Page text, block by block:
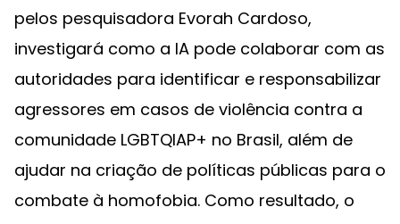
pelos pesquisadora Evorah Cardoso,
investigará como a IA pode colaborar com as
autoridades para identificar e responsabilizar
agressores em casos de violência contra a
comunidade LGBTQIAP+ no Brasil, além de
ajudar na criação de políticas públicas para o
combate à homofobia. Como resultado, o